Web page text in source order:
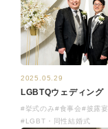
2025.05.29
LGBTQウェディング
#挙式のみ#食事会#披露宴
#LGBT・同性結婚式